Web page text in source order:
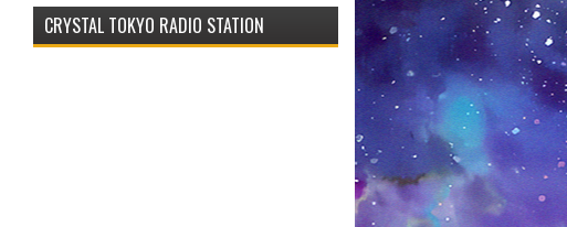
CRYSTAL TOKYO RADIO STATION